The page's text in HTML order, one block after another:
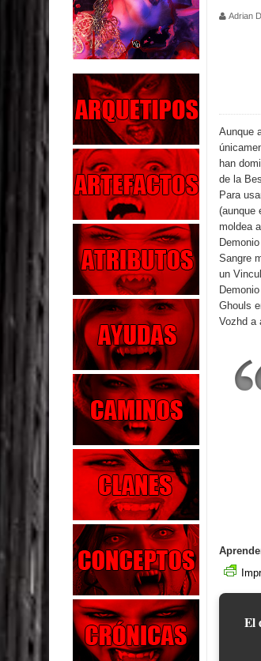
Parte 02: Los Muertos
Parte 01: Escondido a Plena
Parte 02: El Enemigo de mi
Parte 06: Coletazos
Parte 05: Los Horrores del
Parte 04: Oídos Sordos
Parte 03: La Traición
Parte 02: Vuelve el Hijo
Parte 03: Reflexiones
Adrian
Aunque
han
de la
Para
(aunque
moldea
Sangre
un
Ghouls
Vozhd a
El